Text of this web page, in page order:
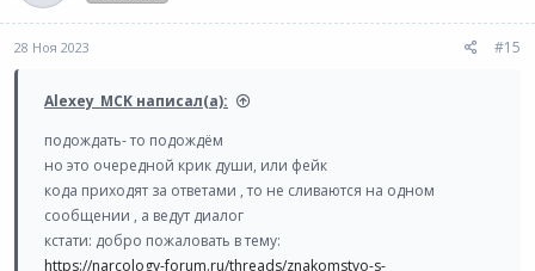
28 Ноя 2023 #15
Alexey_MCK написал(а):
подождать- то подождём
но это очередной крик души, или фейк
кода приходят за ответами , то не сливаются на одном
сообщении , а ведут диалог
кстати: добро пожаловать в тему:
https://narcology-forum.ru/threads/znakomstvo-s-